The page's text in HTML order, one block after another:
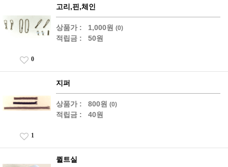
고리,핀,체인
상품가 : 1,000원 (0)
적립금 : 50원
0
지퍼
상품가 : 800원 (0)
적립금 : 40원
1
퀼트실